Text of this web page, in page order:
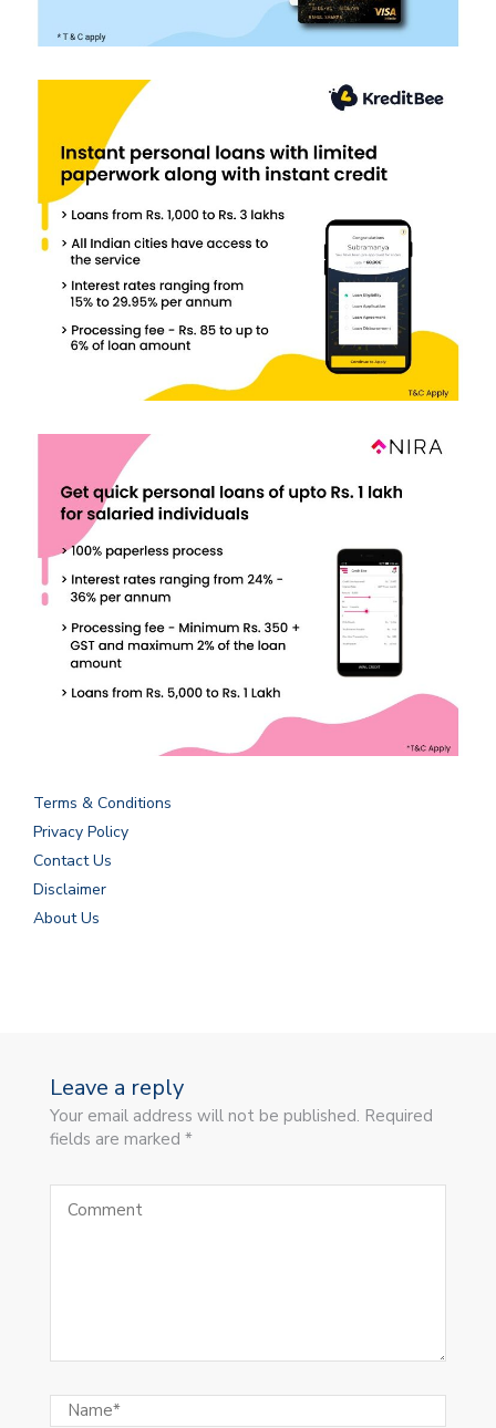
Terms & Conditions
Privacy Policy
Contact Us
Disclaimer
About Us
Leave a reply
Your email address will not be published. Required
fields are marked *